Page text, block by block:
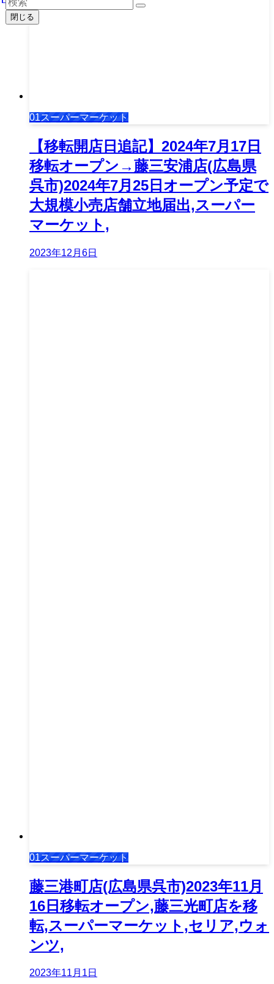
01スーパーマーケット
【移転開店日追記】2024年7月17日
移転オープン→藤三安浦店(広島県
呉市)2024年7月25日オープン予定で
大規模小売店舗立地届出,スーパー
マーケット,
2023年12月6日
01スーパーマーケット
藤三港町店(広島県呉市)2023年11月
16日移転オープン,藤三光町店を移
転,スーパーマーケット,セリア,ウォ
ンツ,
2023年11月1日
閉じる